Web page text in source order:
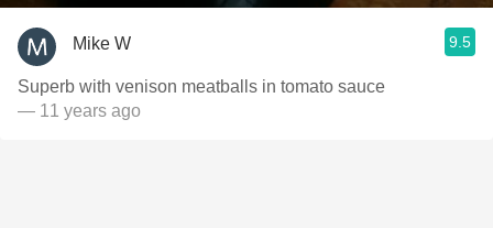
Mike W 9.5
Superb with venison meatballs in tomato sauce
— 11 years ago